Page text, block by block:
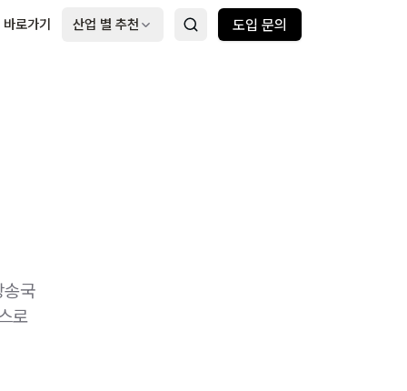
로가기 산업 별 추천 도입 문의
국
로